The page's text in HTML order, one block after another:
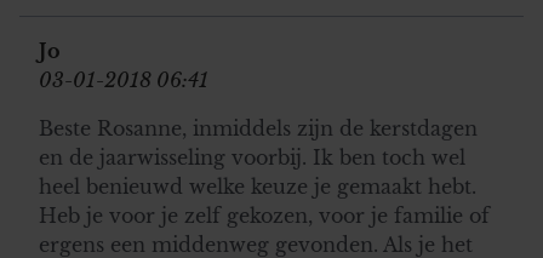
Jo
03-01-2018 06:41
Beste Rosanne, inmiddels zijn de kerstdagen
en de jaarwisseling voorbij. Ik ben toch wel
heel benieuwd welke keuze je gemaakt hebt.
Heb je voor je zelf gekozen, voor je familie of
ergens een middenweg gevonden. Als je het